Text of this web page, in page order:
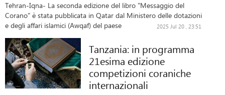
Tehran-Iqna- La seconda edizione del libro "Messaggio del
Corano" è stata pubblicata in Qatar dal Ministero delle dotazioni
e degli affari islamici (Awqaf) del paese
2025 Jul 20 , 23:51
Tanzania: in programma
21esima edizione
competizioni coraniche
internazionali